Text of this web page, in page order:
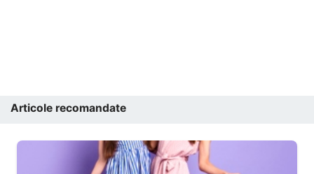
Articole recomandate